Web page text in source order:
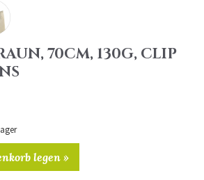
70CM, 130G, CLIP
legen »